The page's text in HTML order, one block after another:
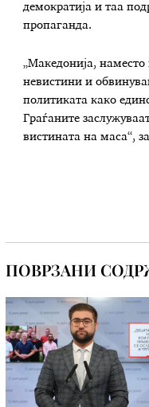
демократија и таа
пропаганда.
„Македонија,
невистини и
политиката како
Граѓаните
вистината на маса“,
ПОВРЗАНИ